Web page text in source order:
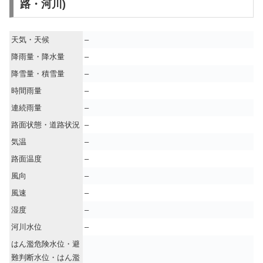
路・河川)
天気・天候
–
降雨量・降水量
–
降雪量・積雪量
–
時間雨量
–
連続雨量
–
路面状態・道路状況
–
気温
–
路面温度
–
風向
–
風速
–
湿度
–
河川水位
–
はん濫危険水位・避
難判断水位・はん濫